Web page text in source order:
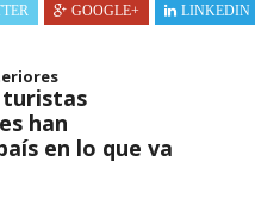
GOOGLE+ LINKEDIN
turistas
han
en lo que va